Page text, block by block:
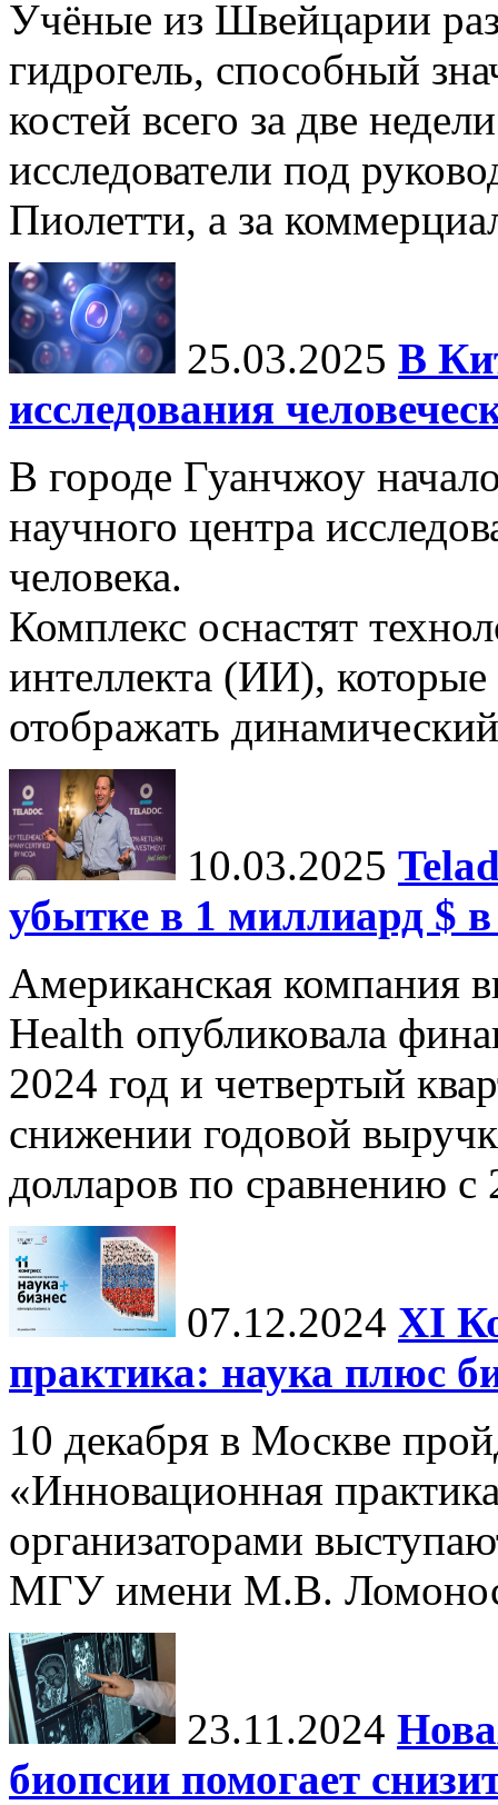
Учёные из Швейцарии
гидрогель, способный
костей всего за две
исследователи под
Пиолетти, а за
25.03.2025 В
исследования
В городе Гуанчжоу
научного центра
человека.
Комплекс оснастят
интеллекта (ИИ),
отображать
10.03.2025
убытке в 1 миллиард $ в
Американская компания
Health опубликовала
2024 год и четвертый
снижении годовой
долларов по сравнению с
07.12.2024 ХI
практика: наука плюс
10 декабря в Москве
«Инновационная
организаторами
МГУ имени М.В.
23.11.2024
биопсии помогает